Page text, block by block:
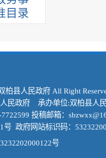
目录
柏县人民政府 All Right
民政府 承办单位:双柏县人
投稿邮箱：
号 政府网站标识码：
号